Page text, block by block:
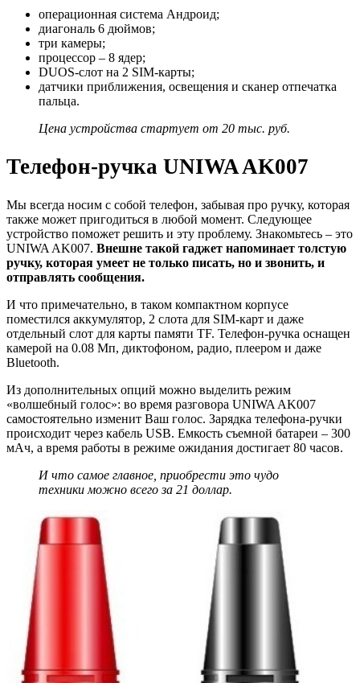
операционная система Андроид;
диагональ 6 дюймов;
три камеры;
процессор – 8 ядер;
DUOS-слот на 2 SIM-карты;
датчики приближения, освещения и сканер отпечатка
пальца.
Цена устройства стартует от 20 тыс. руб.
Телефон-ручка UNIWA AK007
Мы всегда носим с собой телефон, забывая про ручку, которая
также может пригодиться в любой момент. Следующее
устройство поможет решить и эту проблему. Знакомьтесь – это
UNIWA AK007. Внешне такой гаджет напоминает толстую
ручку, которая умеет не только писать, но и звонить, и
отправлять сообщения.
И что примечательно, в таком компактном корпусе
поместился аккумулятор, 2 слота для SIM-карт и даже
отдельный слот для карты памяти TF. Телефон-ручка оснащен
камерой на 0.08 Мп, диктофоном, радио, плеером и даже
Bluetooth.
Из дополнительных опций можно выделить режим
«волшебный голос»: во время разговора UNIWA AK007
самостоятельно изменит Ваш голос. Зарядка телефона-ручки
происходит через кабель USB. Емкость съемной батареи – 300
мАч, а время работы в режиме ожидания достигает 80 часов.
И что самое главное, приобрести это чудо
техники можно всего за 21 доллар.